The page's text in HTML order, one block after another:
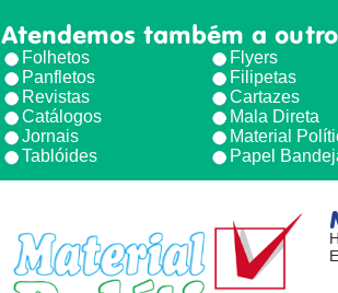
Atendemos também a
Folhetos
Panfletos
Revistas
Catálogos
Jornais
Tablóides
Flyers
Filipetas
Cartazes
Mala Direta
Material
Papel